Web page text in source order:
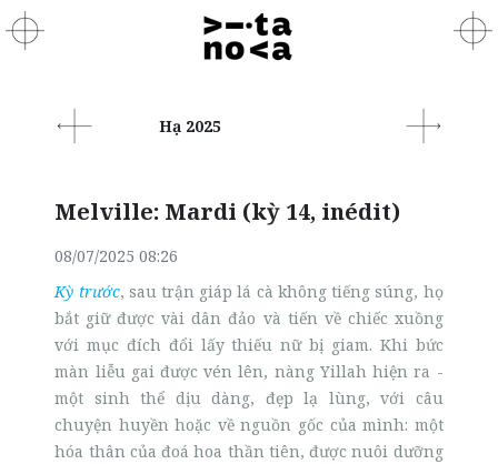
Hạ 2025
Melville: Mardi (kỳ 14, inédit)
08/07/2025 08:26
Kỳ trước, sau trận giáp lá cà không tiếng súng, họ
bắt giữ được vài dân đảo và tiến về chiếc xuồng
với mục đích đổi lấy thiếu nữ bị giam. Khi bức
màn liễu gai được vén lên, nàng Yillah hiện ra -
một sinh thể dịu dàng, đẹp lạ lùng, với câu
chuyện huyền hoặc về nguồn gốc của mình: một
hóa thân của đoá hoa thần tiên, được nuôi dưỡng